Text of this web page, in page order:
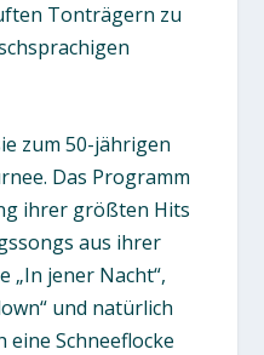
Tonträgern zu
zum 50-jährigen
Das Programm
ihrer größten Hits
aus ihrer
„In jener Nacht“,
und natürlich
eine Schneeflocke